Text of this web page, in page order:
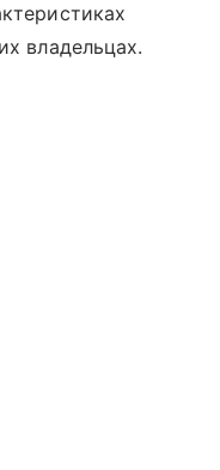
владельцах.